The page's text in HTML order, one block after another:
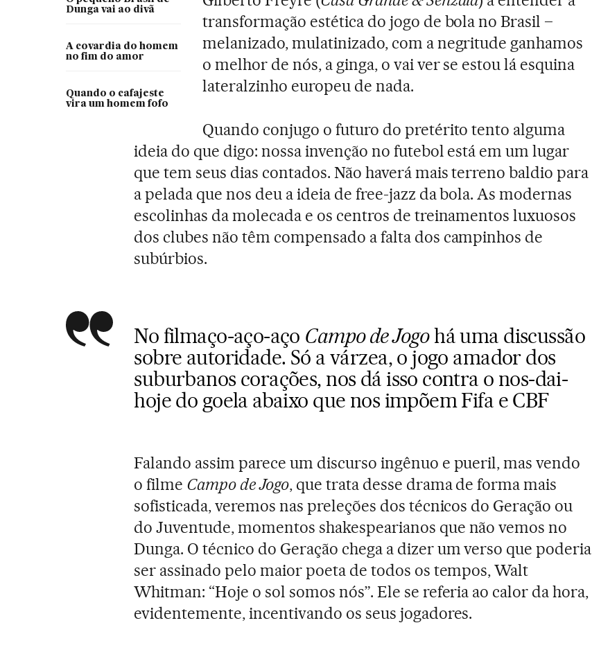
Dunga vai ao divã
A covardia do homem
no fim do amor
Quando o cafajeste
vira um homem fofo
transformação estética do jogo de bola no Brasil –
melanizado, mulatinizado, com a negritude ganhamos
o melhor de nós, a ginga, o vai ver se estou lá esquina
lateralzinho europeu de nada.
Quando conjugo o futuro do pretérito tento alguma
ideia do que digo: nossa invenção no futebol está em um lugar
que tem seus dias contados. Não haverá mais terreno baldio para
a pelada que nos deu a ideia de free-jazz da bola. As modernas
escolinhas da molecada e os centros de treinamentos luxuosos
dos clubes não têm compensado a falta dos campinhos de
subúrbios.
No filmaço-aço-aço Campo de Jogohá uma discussão
sobre autoridade. Só a várzea, o jogo amador dos
suburbanos corações, nos dá isso contra o nos-dai-
hoje do goela abaixo que nos impõem Fifa e CBF
Falando assim parece um discurso ingênuo e pueril, mas vendo
o filme Campo de Jogo, que trata desse drama de forma mais
sofisticada, veremos nas preleções dos técnicos do Geração ou
do Juventude, momentos shakespearianos que não vemos no
Dunga. O técnico do Geração chega a dizer um verso que poderia
ser assinado pelo maior poeta de todos os tempos, Walt
Whitman: “Hoje o sol somos nós”. Ele se referia ao calor da hora,
evidentemente, incentivando os seus jogadores.